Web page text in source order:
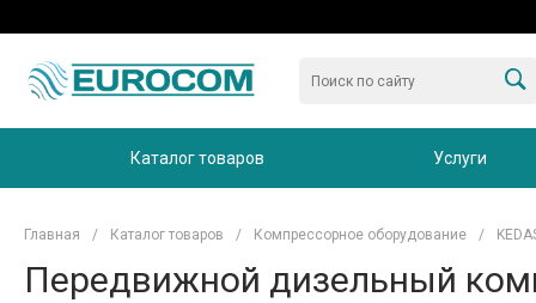
Каталог товаров Услуги
Главная / Каталог товаров / Компрессорное оборудование /
Передвижной дизельный